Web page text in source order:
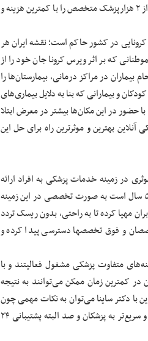
دکتر ساینا سامانه مشاوره آنلاین پزشکی، دسترسی سریع و فوری به بیش از ۲ هزارپزشک متخصص را با کمترین هزینه و
در کشور حاکم است؛ نقشه ایران هر
که بر اثر ویرس کرونا جان خود را از
در مراکز درمانی، بیمارستان‌ها را
و بیمارانی که بنا به دلایل بیماری‌های
حضور در این مکان‌ها بیشتر در معرض ابتلا
بهترین و موثرترین راه برای حل این
در زمینه خدمات پزشکی به افراد ارائه
می‌شود. دکتر ساینا پلتفرم تخصصی مشاوره آنلاین پزشکی که بیش از ۵ سال است به صورت تخصصی در این زمینه
مهیا کرده تا به راحتی، بدون ریسک تردد
تا مطب پزشک و تنها با چند کلیک و به صورت فوری به بهترین متخصصان و فوق تخصص‎ها دسترسی پیدا کرده و
در زمینه‌های متفاوت پزشکی مشغول فعالیتند و با
در کمترین زمان ممکن می‌توانند به نتیجه
با دکتر ساینا می‌توان به نکات مهمی چون
کاهش هزینه‌ها؛ جلوگیری از رفت و آمد غیر ضروری و دسترسی راحت و سریع‌تر به پزشکان و صد البته پشتیبانی ۲۴